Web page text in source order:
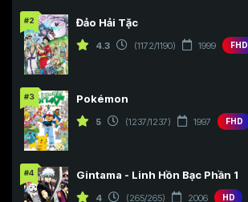
#2 Đảo Hải Tặc
4.3 (1172/1190) 1999 FHD
#3 Pokémon
5 (1237/1237) 1997 FHD
#4 Gintama - Linh Hồn Bạc Phần 1
4 (265/265) 2006 HD